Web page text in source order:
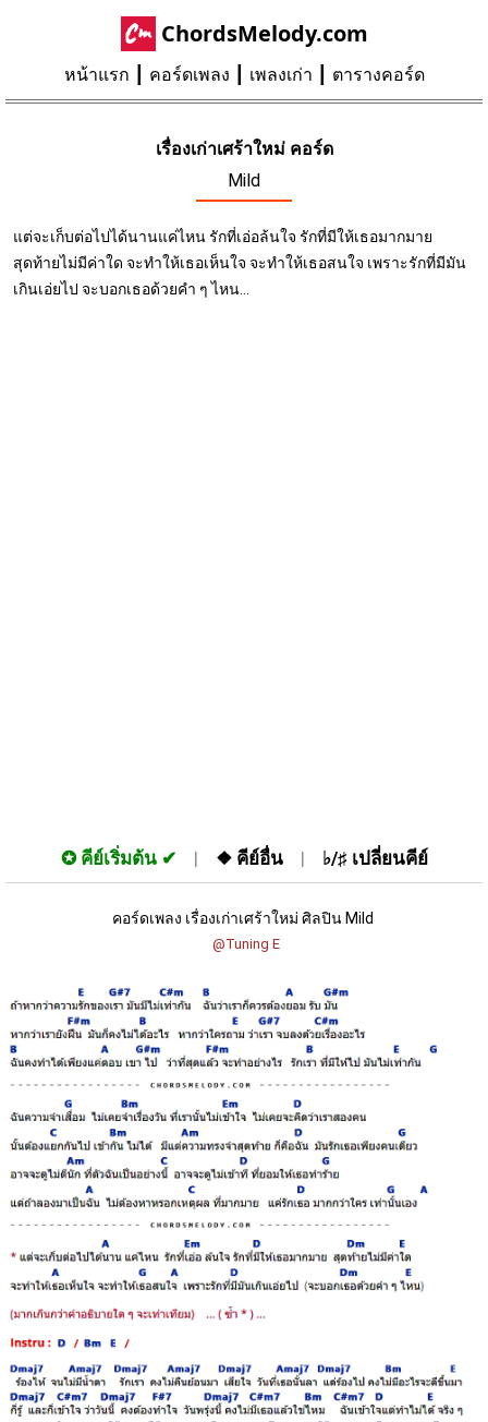
ChordsMelody.com
หน้าแรก คอร์ดเพลง เพลงเก่า ตารางคอร์ด
เรื่องเก่าเศร้าใหม่ คอร์ด
Mild
แต่จะเก็บต่อไปได้นานแค่ไหน รักที่เอ่อล้นใจ รักที่มีให้เธอมากมาย
สุดท้ายไม่มีค่าใด จะทำให้เธอเห็นใจ จะทำให้เธอสนใจ เพราะรักที่มีมัน
เกินเอ่ยไป จะบอกเธอด้วยคำ ๆ ไหน...
✪ คีย์เริ่มต้น ❖ คีย์อื่น ♭/♯ เปลี่ยนคีย์
คอร์ดเพลง เรื่องเก่าเศร้าใหม่ ศิลปิน Mild
@Tuning E